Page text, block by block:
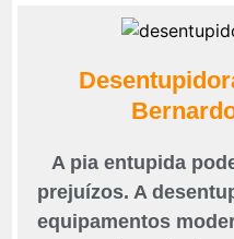
A pia entupida
prejuízos. A
equipamentos